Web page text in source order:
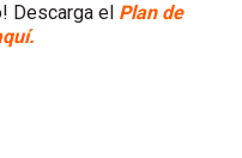
Descarga el Plan de